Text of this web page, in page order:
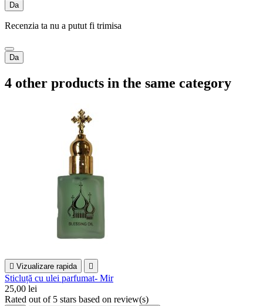
Da
Recenzia ta nu a putut fi trimisa
Da
4 other products in the same category
 Vizualizare rapida 
Sticluță cu ulei parfumat- Mir
25,00 lei
Rated out of 5 stars based on review(s)